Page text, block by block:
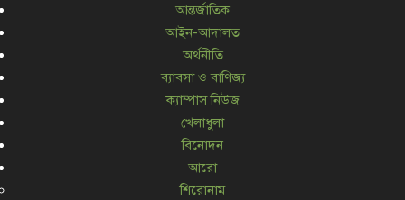
আন্তর্জাতিক
আইন-আদালত
অর্থনীতি
ব্যাবসা ও বাণিজ্য
ক্যাম্পাস নিউজ
খেলাধুলা
বিনোদন
আরো
শিরোনাম